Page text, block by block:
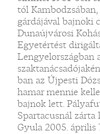
tól
gárdájával bajnoki
Dunaújvárosi
Egyetértést
Lengyelországban
ban az Újpesti
hamar mennie
bajnok lett.
Spartacusnál zárta
Gyula 2005.